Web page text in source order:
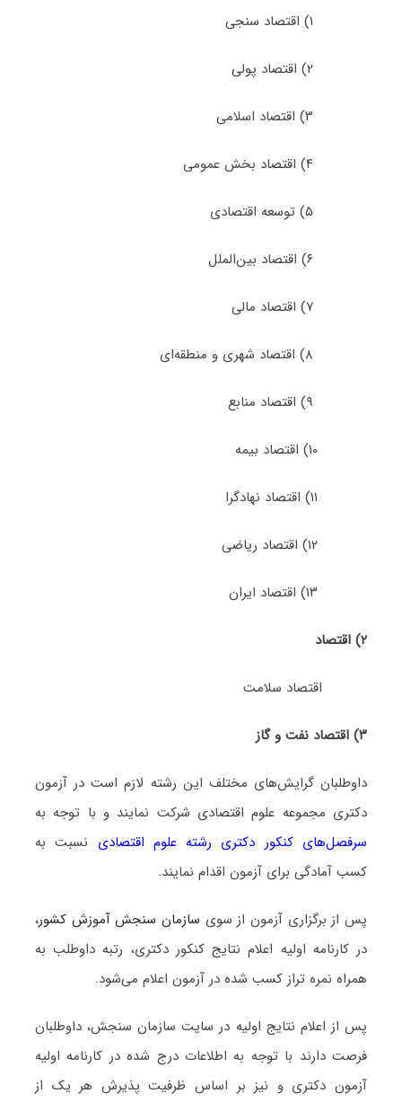
۱) اﻗﺘﺼﺎد سنجی
۲) اﻗﺘﺼﺎد پولی
۳) اﻗﺘﺼﺎد اسلامی
۴) اﻗﺘﺼﺎد ﺑﺨﺶ ﻋﻤﻮمی
۵) ﺗﻮﺳﻌﻪ اﻗﺘﺼﺎدی
۶) اﻗﺘﺼﺎد ﺑﻴﻦاﻟﻤﻠﻞ
۷) اﻗﺘﺼﺎد ﻣﺎلی
۸) اﻗﺘﺼﺎد ﺷﻬﺮی و ﻣﻨﻄﻘﻪای
۹) اﻗﺘﺼﺎد ﻣﻨﺎﺑﻊ
۲) اﻗﺘﺼﺎد
اﻗﺘﺼﺎد ﺳﻼﻣﺖ
۳) اقتصاد نفت و گاز
داوطلبان گرایش‌های مختلف این رشته لازم است در آزمون
دکتری مجموعه ﻋﻠﻮم اﻗﺘﺼﺎدی شرکت نمایند و با توجه به
سرفصل‌های کنکور دکتری رشته ﻋﻠﻮم اﻗﺘﺼﺎدی نسبت به
کسب آمادگی برای آزمون اقدام نمایند.
پس از برگزاری آزمون از سوی سازمان سنجش آموزش کشور،
در کارنامه اولیه اعلام نتایج کنکور دکتری، رتبه داوطلب به
همراه نمره تراز کسب شده در آزمون اعلام می‌شود.
پس از اعلام نتایج اولیه در سایت سازمان سنجش، داوطلبان
فرصت دارند با توجه به اطلاعات درج شده در کارنامه اولیه
آزمون دکتری و نیز بر اساس ظرفیت پذیرش هر یک از